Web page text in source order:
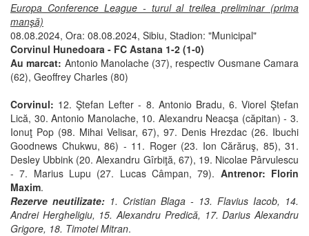
Europa Conference League - turul al treilea preliminar (prima
manşă)
08.08.2024, Ora: 08.08.2024, Sibiu, Stadion: "Municipal"
Corvinul Hunedoara - FC Astana 1-2 (1-0)
Au marcat: Antonio Manolache (37), respectiv Ousmane Camara
(62), Geoffrey Charles (80)
Corvinul: 12. Ştefan Lefter - 8. Antonio Bradu, 6. Viorel Ştefan
Lică, 30. Antonio Manolache, 10. Alexandru Neacşa (căpitan) - 3.
Ionuţ Pop (98. Mihai Velisar, 67), 97. Denis Hrezdac (26. Ibuchi
Goodnews Chukwu, 86) - 11. Roger (23. Ion Cărăruş, 85), 31.
Desley Ubbink (20. Alexandru Gîrbiţă, 67), 19. Nicolae Pârvulescu
- 7. Marius Lupu (27. Lucas Câmpan, 79). Antrenor: Florin
Maxim.
Rezerve neutilizate: 1. Cristian Blaga - 13. Flavius Iacob, 14.
Andrei Hergheligiu, 15. Alexandru Predică, 17. Darius Alexandru
Grigore, 18. Timotei Mitran.